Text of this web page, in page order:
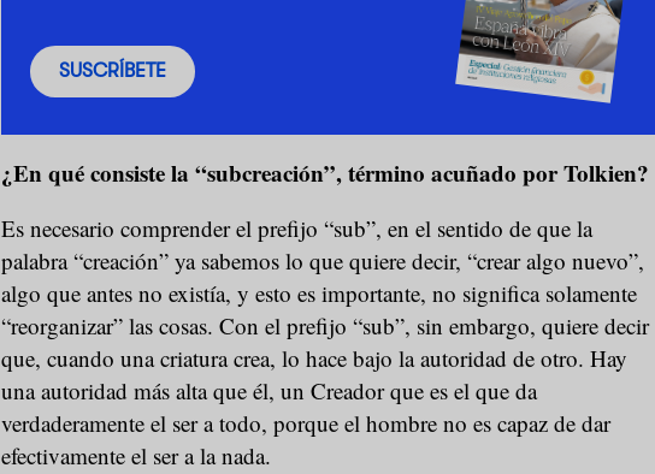
SUSCRÍBETE
¿En qué consiste la “subcreación”, término acuñado por Tolkien?
Es necesario comprender el prefijo “sub”, en el sentido de que la
palabra “creación” ya sabemos lo que quiere decir, “crear algo nuevo”,
algo que antes no existía, y esto es importante, no significa solamente
“reorganizar” las cosas. Con el prefijo “sub”, sin embargo, quiere decir
que, cuando una criatura crea, lo hace bajo la autoridad de otro. Hay
una autoridad más alta que él, un Creador que es el que da
verdaderamente el ser a todo, porque el hombre no es capaz de dar
efectivamente el ser a la nada.